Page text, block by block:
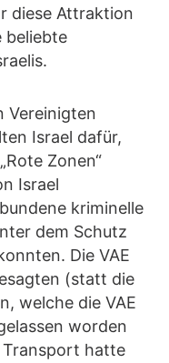
diese Attraktion
beliebte
Vereinigten
Israel dafür,
Zonen“
Israel
kriminelle
dem Schutz
Die VAE
(statt die
welche die VAE
worden
Transport hatte